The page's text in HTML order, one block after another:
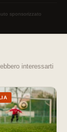
sponsorizzato
interessarti